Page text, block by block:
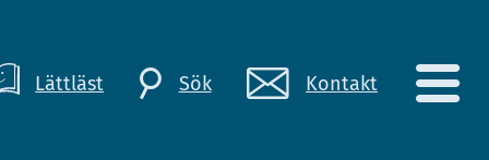
Lättläst Sök Kontakt